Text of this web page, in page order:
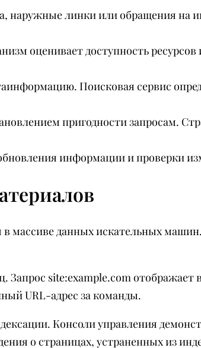
наружные линки или обращения на
оценивает доступность ресурсов
Поисковая сервис
пригодности запросам.
информации и проверки
массиве данных искательных
site:example.com отображает
URL-адрес за команды.
Консоли управления
о страницах, устраненных из